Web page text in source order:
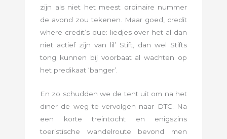
zijn als niet het meest ordinaire nummer
de avond zou tekenen. Maar goed, credit
where credit’s due: liedjes over het al dan
niet actief zijn van lil’ Stift, dan wel Stifts
tong kunnen bij voorbaat al wachten op
het predikaat ‘banger’.
En zo schudden we de tent uit om na het
diner de weg te vervolgen naar DTC. Na
een korte treintocht en enigszins
toeristische wandelroute bevond men